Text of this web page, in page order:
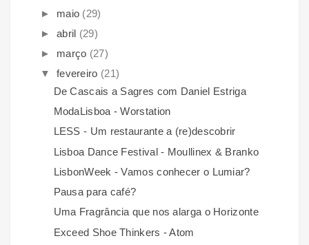
► maio (29)
► abril (29)
► março (27)
▼ fevereiro (21)
De Cascais a Sagres com Daniel Estriga
ModaLisboa - Worstation
LESS - Um restaurante a (re)descobrir
Lisboa Dance Festival - Moullinex & Branko
LisbonWeek - Vamos conhecer o Lumiar?
Pausa para café?
Uma Fragrância que nos alarga o Horizonte
Exceed Shoe Thinkers - Atom